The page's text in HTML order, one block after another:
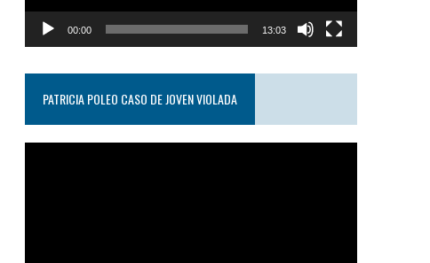
00:00 13:03
PATRICIA POLEO CASO DE JOVEN VIOLADA